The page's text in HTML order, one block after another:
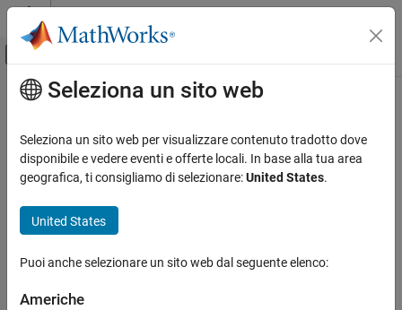
Vai al contenuto
Attiva/disattiva menu di navigazione
Pagina iniziale della documentazione
Contenuto principale
How useful was this information?
Seleziona un sito web
Seleziona un sito web per visualizzare contenuto tradotto dove
disponibile e vedere eventi e offerte locali. In base alla tua area
geografica, ti consigliamo di selezionare:United States.
United States
Puoi anche selezionare un sito web dal seguente elenco:
Americhe